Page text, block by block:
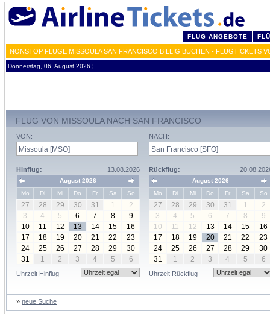
FLUG ANGEBOTE
NONSTOP FLÜGE MISSOULA SAN FRANCISCO BILLIG BUCHEN - FLUGTICKETS
Donnerstag, 06. August 2026 ¦
FLUG VON MISSOULA NACH SAN FRANCISCO
VON:
Hinflug: 13.08.2026
August 2026
Mo
Di Mi Do Fr Sa So
27 28 29 30 31 1
2
3
4 5 6 7 8
9
10
11 12 13 14 15
16
17
18 19 20 21 22
23
24
25 26 27 28 29
30
31
1 2 3 4 5 6
Uhrzeit Hinflug
NACH:
Rückflug:
August 2026
Mo
Di Mi Do Fr Sa So
27 28 29 30 31 1
2
3
4 5 6 7 8
9
10
11 12 13 14 15
16
17
18 19 20 21 22
23
24
25 26 27 28 29
30
31
1 2 3 4 5 6
Uhrzeit Rückflug
» neue Suche